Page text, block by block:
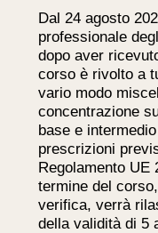
Dal 24 agosto
professionale
dopo aver
corso è rivolto a
vario modo
concentrazione
base e
prescrizioni
Regolamento UE
termine del
verifica, verrà
della validità di 5